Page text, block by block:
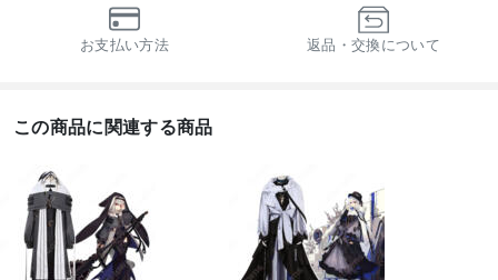
お支払い方法 返品・交換について
この商品に関連する商品